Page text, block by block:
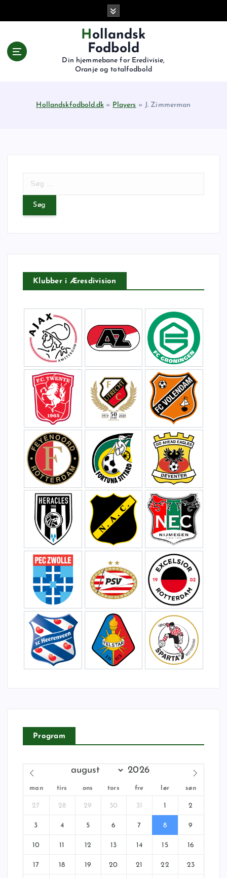
Hollandsk
Fodbold
Din hjemmebane for Eredivisie,
Oranje og totalfodbold
Hollandskfodbold.dk » Players » J. Zimmerman
:
Klubber i Æresdivision
Program
man tirs ons tors fre lør søn
27 28 29 30 31 1 2
3 4 5 6 7 8 9
10 11 12 13 14 15 16
17 18 19 20 21 22 23